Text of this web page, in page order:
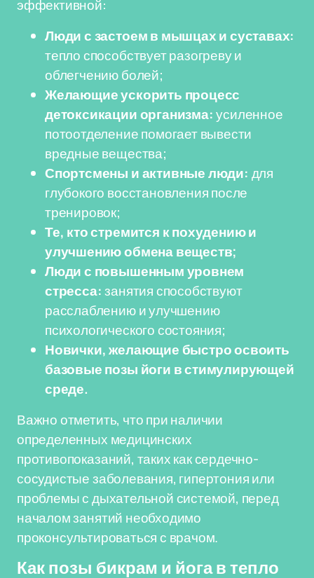
эффективной:
Люди с застоем в мышцах и суставах:
тепло способствует разогреву и
облегчению болей;
Желающие ускорить процесс
детоксикации организма:усиленное
потоотделение помогает вывести
вредные вещества;
Спортсмены и активные люди: для
глубокого восстановления после
тренировок;
Те, кто стремится к похудению и
улучшению обмена веществ;
Люди с повышенным уровнем
стресса:занятия способствуют
расслаблению и улучшению
психологического состояния;
Новички, желающие быстро освоить
базовые позы йоги в стимулирующей
среде.
Важно отметить, что при наличии
определенных медицинских
противопоказаний, таких как сердечно-
сосудистые заболевания, гипертония или
проблемы с дыхательной системой, перед
началом занятий необходимо
проконсультироваться с врачом.
Как позы бикрам и йога в тепло